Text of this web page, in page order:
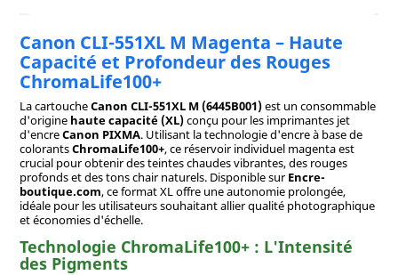
Canon CLI-551XL M Magenta – Haute
Capacité et Profondeur des Rouges
ChromaLife100+
La cartoucheCanon CLI-551XL M (6445B001)est un consommable
d'origine haute capacité (XL)conçu pour les imprimantes jet
d'encreCanon PIXMA. Utilisant la technologie d'encre à base de
colorantsChromaLife100+, ce réservoir individuel magenta est
crucial pour obtenir des teintes chaudes vibrantes, des rouges
profonds et des tons chair naturels. Disponible surEncre-
boutique.com, ce format XL offre une autonomie prolongée,
idéale pour les utilisateurs souhaitant allier qualité photographique
et économies d'échelle.
Technologie ChromaLife100+ : L'Intensité
des Pigments